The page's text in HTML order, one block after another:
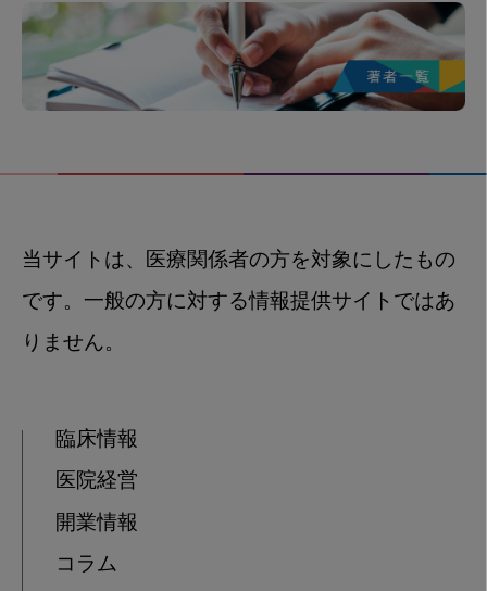
当サイトは、医療関係者の方を対象にしたもの
です。一般の方に対する情報提供サイトではあ
りません。
臨床情報
医院経営
開業情報
コラム